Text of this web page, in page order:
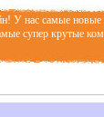
У нас самые новые
супер крутые